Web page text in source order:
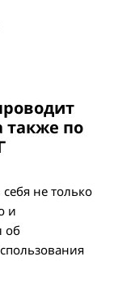
также по
не только
и
об